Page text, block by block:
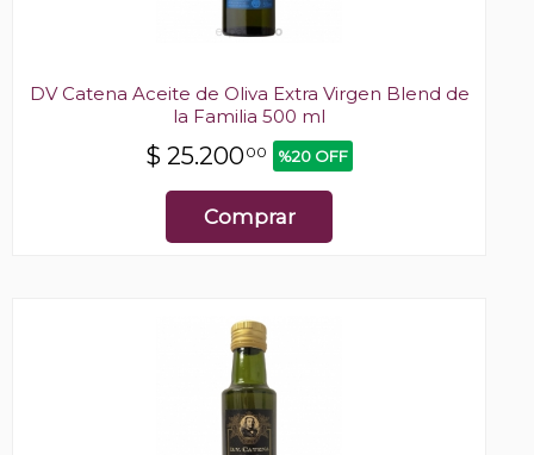
DV Catena Aceite de Oliva Extra Virgen Blend de
la Familia 500 ml
$ 25.20000 %20 OFF
Comprar